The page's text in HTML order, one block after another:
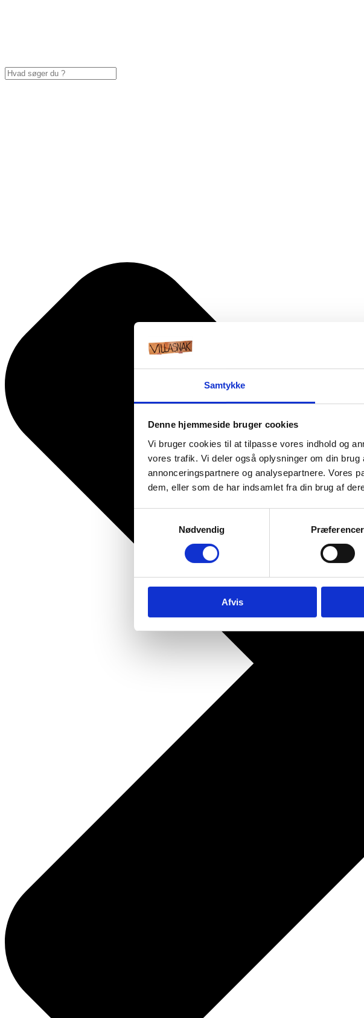
Samtykke
Denne hjemmeside bruger cookies
Vi bruger cookies til at tilpasse vores indhold og
vores trafik. Vi deler også oplysninger om din
annonceringspartnere og analysepartnere. Vores
dem, eller som de har indsamlet fra din brug af
Nødvendig
Præferencer
Afvis